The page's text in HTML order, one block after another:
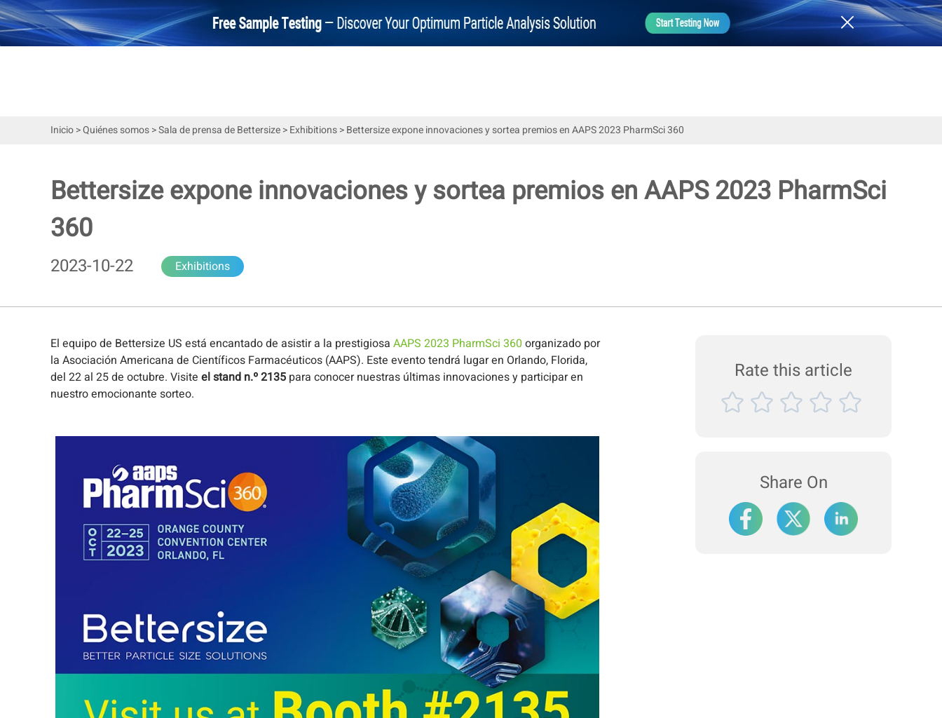
Inicio>Quiénes somos>Sala de prensa de Bettersize>Exhibitions>Bettersize expone innovaciones y sortea premios en AAPS 2023 PharmSci 360
Bettersize expone innovaciones y sortea premios en AAPS 2023 PharmSci
360
2023-10-22 Exhibitions
El equipo de Bettersize US está encantado de asistir a la prestigiosa AAPS 2023 PharmSci 360 organizado por
la Asociación Americana de Científicos Farmacéuticos (AAPS). Este evento tendrá lugar en Orlando, Florida,
del 22 al 25 de octubre. Visite el stand n.º 2135 para conocer nuestras últimas innovaciones y participar en
nuestro emocionante sorteo.
Rate this article
Share On